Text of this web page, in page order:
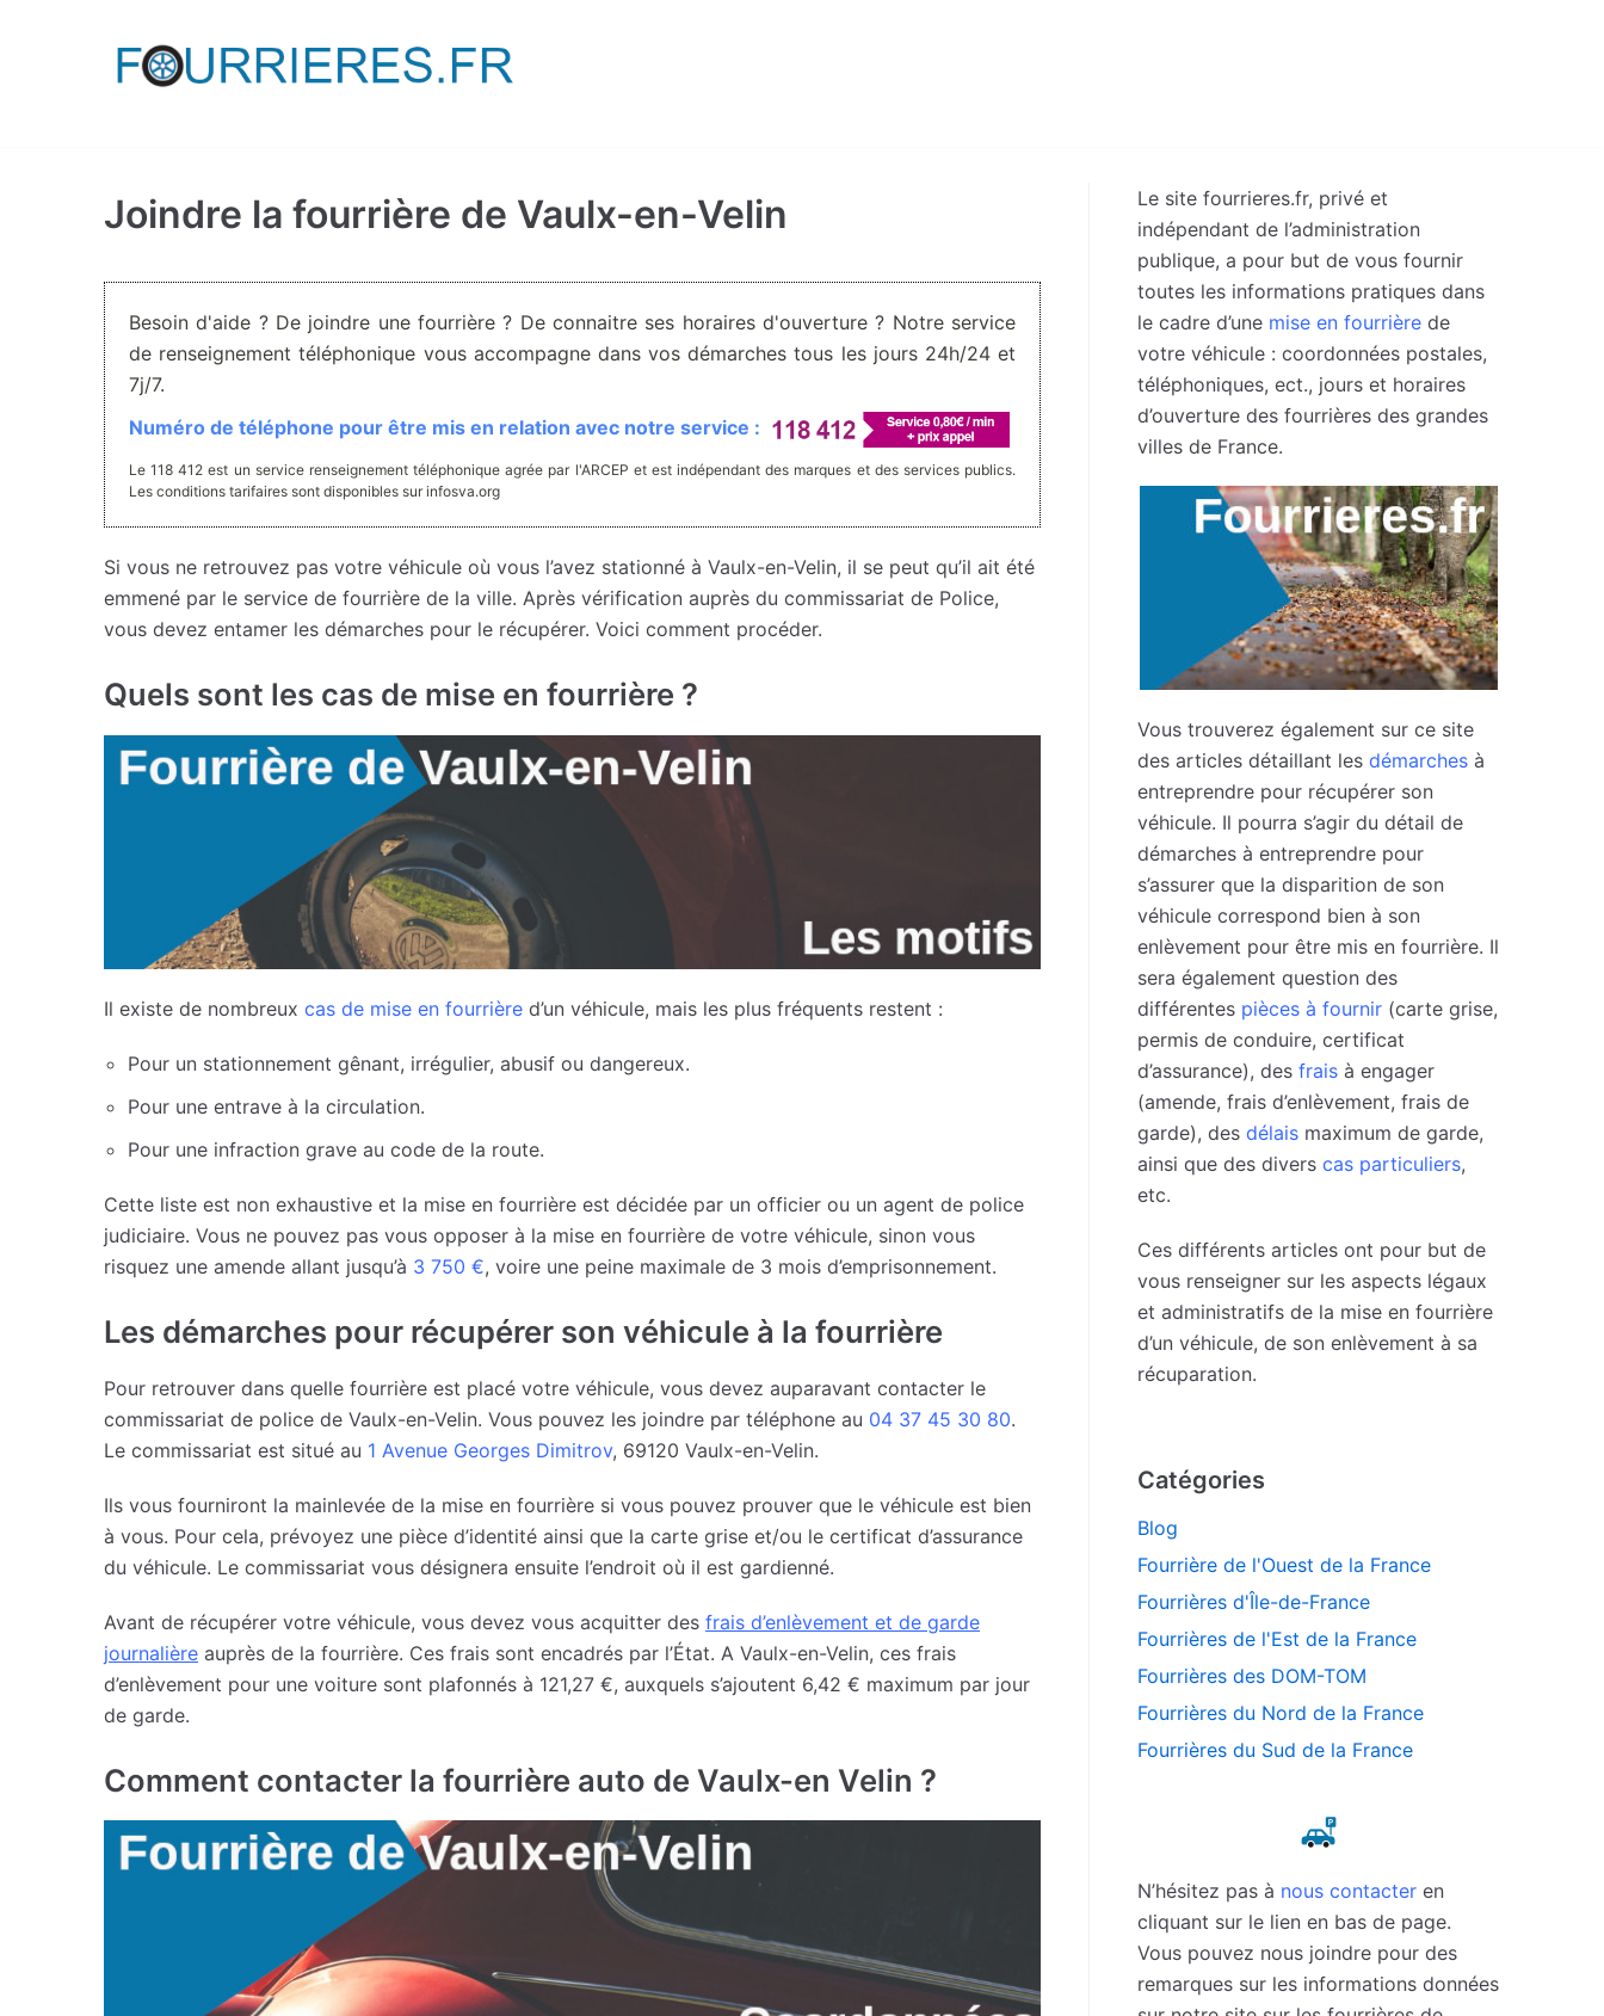
Joindre la fourrière de Vaulx-en-Velin
Besoin d'aide ? De joindre une fourrière ? De connaitre ses horaires d'ouverture ? Notre service
de renseignement téléphonique vous accompagne dans vos démarches tous les jours 24h/24 et
7j/7.
Numéro de téléphone pour être mis en relation avec notre service :
Le 118 412 est un service renseignement téléphonique agrée par l'ARCEP et est indépendant des marques et des services publics.
Les conditions tarifaires sont disponibles sur infosva.org
Si vous ne retrouvez pas votre véhicule où vous l’avez stationné à Vaulx-en-Velin, il se peut qu’il ait été
emmené par le service de fourrière de la ville. Après vérification auprès du commissariat de Police,
vous devez entamer les démarches pour le récupérer. Voici comment procéder.
Quels sont les cas de mise en fourrière ?
Il existe de nombreux cas de mise en fourrière d’un véhicule, mais les plus fréquents restent :
Pour un stationnement gênant, irrégulier, abusif ou dangereux.
Pour une entrave à la circulation.
Pour une infraction grave au code de la route.
Cette liste est non exhaustive et la mise en fourrière est décidée par un officier ou un agent de police
judiciaire. Vous ne pouvez pas vous opposer à la mise en fourrière de votre véhicule, sinon vous
risquez une amende allant jusqu’à 3 750 €, voire une peine maximale de 3 mois d’emprisonnement.
Les démarches pour récupérer son véhicule à la fourrière
Pour retrouver dans quelle fourrière est placé votre véhicule, vous devez auparavant contacter le
commissariat de police de Vaulx-en-Velin. Vous pouvez les joindre par téléphone au 04 37 45 30 80.
Le commissariat est situé au 1 Avenue Georges Dimitrov, 69120 Vaulx-en-Velin.
Ils vous fourniront la mainlevée de la mise en fourrière si vous pouvez prouver que le véhicule est bien
à vous. Pour cela, prévoyez une pièce d’identité ainsi que la carte grise et/ou le certificat d’assurance
du véhicule. Le commissariat vous désignera ensuite l’endroit où il est gardienné.
Avant de récupérer votre véhicule, vous devez vous acquitter des frais d’enlèvement et de garde
journalière auprès de la fourrière. Ces frais sont encadrés par l’État. A Vaulx-en-Velin, ces frais
d’enlèvement pour une voiture sont plafonnés à 121,27 €, auxquels s’ajoutent 6,42 € maximum par jour
de garde.
Comment contacter la fourrière auto de Vaulx-en Velin ?
Le site fourrieres.fr, privé et
indépendant de l’administration
publique, a pour but de vous fournir
toutes les informations pratiques dans
le cadre d’une mise en fourrière de
votre véhicule : coordonnées postales,
téléphoniques, ect., jours et horaires
d’ouverture des fourrières des grandes
villes de France.
Vous trouverez également sur ce site
des articles détaillant les démarches à
entreprendre pour récupérer son
véhicule. Il pourra s’agir du détail de
démarches à entreprendre pour
s’assurer que la disparition de son
véhicule correspond bien à son
enlèvement pour être mis en fourrière. Il
sera également question des
différentes pièces à fournir (carte grise,
permis de conduire, certificat
d’assurance), des frais à engager
(amende, frais d’enlèvement, frais de
garde), des délais maximum de garde,
ainsi que des divers cas particuliers,
etc.
Ces différents articles ont pour but de
vous renseigner sur les aspects légaux
et administratifs de la mise en fourrière
d’un véhicule, de son enlèvement à sa
récuparation.
Catégories
Blog
Fourrière de l'Ouest de la France
Fourrières d'Île-de-France
Fourrières de l'Est de la France
Fourrières des DOM-TOM
Fourrières du Nord de la France
Fourrières du Sud de la France
N’hésitez pas à nous contacter en
cliquant sur le lien en bas de page.
Vous pouvez nous joindre pour des
remarques sur les informations données